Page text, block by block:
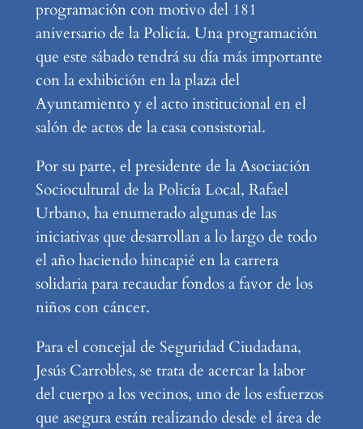
programación con motivo del 181
aniversario de la Policía. Una programación
que este sábado tendrá su día más importante
con la exhibición en la plaza del
Ayuntamiento y el acto institucional en el
salón de actos de la casa consistorial.
Por su parte, el presidente de la Asociación
Sociocultural de la Policía Local, Rafael
Urbano, ha enumerado algunas de las
iniciativas que desarrollan a lo largo de todo
el año haciendo hincapié en la carrera
solidaria para recaudar fondos a favor de los
niños con cáncer.
Para el concejal de Seguridad Ciudadana,
Jesús Carrobles, se trata de acercar la labor
del cuerpo a los vecinos, uno de los esfuerzos
que asegura están realizando desde el área de